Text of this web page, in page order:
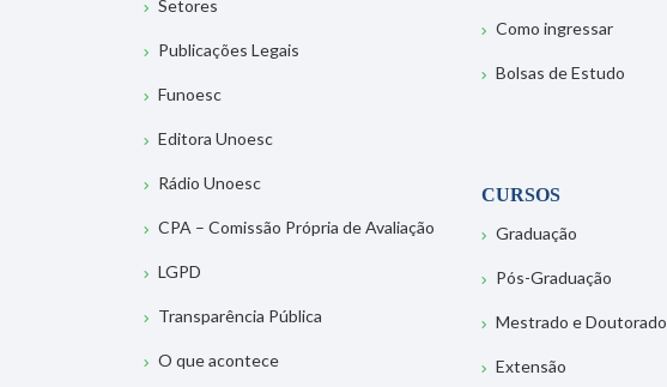
Setores
Publicações Legais
Funoesc
Editora Unoesc
Rádio Unoesc
CPA – Comissão Própria de Avaliação
LGPD
Transparência Pública
O que acontece
Como ingressar
Bolsas de Estudo
CURSOS
Graduação
Pós-Graduação
Mestrado e Doutorado
Extensão